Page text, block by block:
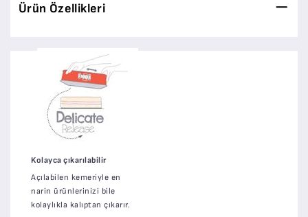
Ürün Özellikleri
Kolayca çıkarılabilir
Açılabilen kemeriyle en
narin ürünlerinizi bile
kolaylıkla kalıptan çıkarır.